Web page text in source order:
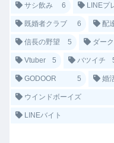
サシ飲み 6 LINEプ
既婚者クラブ 6 配
信長の野望 5 ダー
Vtuber 5 バツイチ
GODOOR 5 婚
ウインドボーイズ
LINEバイト